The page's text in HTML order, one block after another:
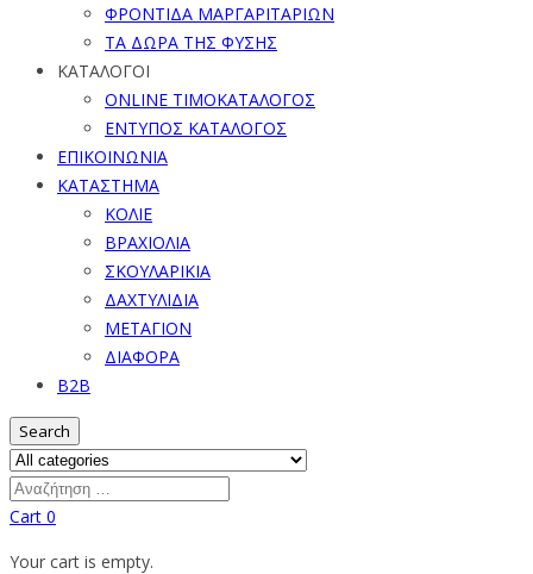
ΦΡΟΝΤΙΔΑ ΜΑΡΓΑΡΙΤΑΡΙΩΝ
ΤΑ ΔΩΡΑ ΤΗΣ ΦΥΣΗΣ
ΚΑΤΑΛΟΓΟΙ
ONLINE ΤΙΜΟΚΑΤΑΛΟΓΟΣ
ΕΝΤΥΠΟΣ ΚΑΤΑΛΟΓΟΣ
ΕΠΙΚΟΙΝΩΝΙΑ
ΚΑΤΑΣΤΗΜΑ
ΚΟΛΙΕ
ΒΡΑΧΙΟΛΙΑ
ΣΚΟΥΛΑΡΙΚΙΑ
ΔΑΧΤΥΛΙΔΙΑ
ΜΕΤΑΓΙΟΝ
ΔΙΑΦΟΡΑ
B2B
Search
Cart 0
Your cart is empty.